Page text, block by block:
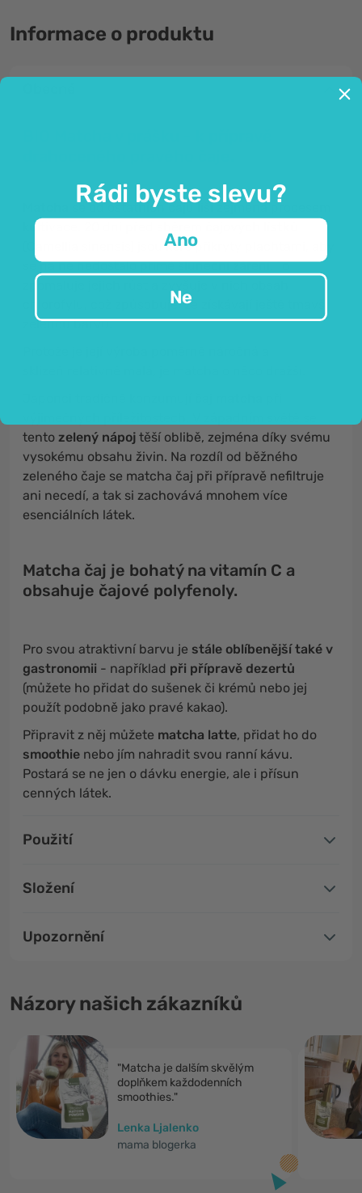
Informace o produktu
se od ostatních čajů liší zejména procesem
kultivace. 20 dní před sběrem
(Camellia sinensis) jsou keře přikryty plachtami, aby
se na ně nedostalo přímé sluneční záření. To
zpomaluje jejich růst a zvyšuje v nich obsah
chlorofylu, což způsobuje, že získávají ještě tmavší
zelenou barvu.
tento zelený nápoj těší oblibě, zejména díky svému
vysokému obsahu živin. Na rozdíl od běžného
zeleného čaje se matcha čaj při přípravě nefiltruje
ani necedí, a tak si zachovává mnohem více
esenciálních látek.
Matcha čaj je bohatý na vitamín C a
obsahuje čajové polyfenoly.
Pro svou atraktivní barvu je stále oblíbenější také v
gastronomii - například při přípravě dezertů
(můžete ho přidat do sušenek či krémů nebo jej
použít podobně jako pravé kakao).
Připravit z něj můžete matcha latte, přidat ho do
smoothie nebo jím nahradit svou ranní kávu.
Postará se ne jen o dávku energie, ale i přísun
cenných látek.
Použití
Složení
Upozornění
Názory našich zákazníků
"Matcha je dalším skvělým
doplňkem každodenních
smoothies."
Lenka Ljalenko
mama blogerka
Rádi byste slevu?
Ano
Ne